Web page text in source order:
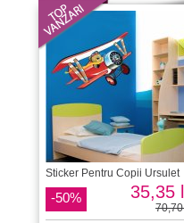
Sticker Pentru Copii Ursulet
-50% 35,35